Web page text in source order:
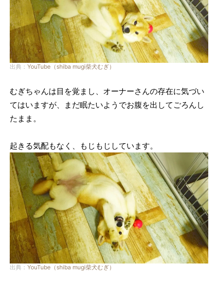
出典： YouTube（shiba mugi柴犬むぎ）
むぎちゃんは目を覚まし、オーナーさんの存在に気づい
てはいますが、まだ眠たいようでお腹を出してごろんし
たまま。
起きる気配もなく、もじもじしています。
出典： YouTube（shiba mugi柴犬むぎ）